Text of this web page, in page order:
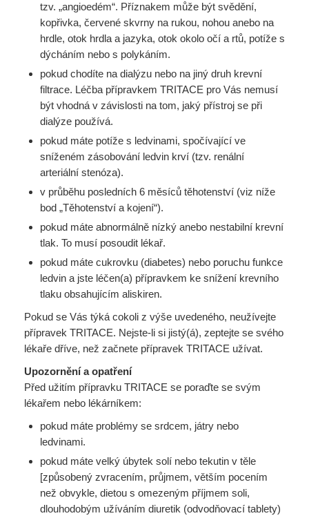
tzv. „angioedém“. Příznakem může být svědění,
kopřivka, červené skvrny na rukou, nohou anebo na
hrdle, otok hrdla a jazyka, otok okolo očí a rtů, potíže s
dýcháním nebo s polykáním.
pokud chodíte na dialýzu nebo na jiný druh krevní
filtrace. Léčba přípravkem TRITACE pro Vás nemusí
být vhodná v závislosti na tom, jaký přístroj se při
dialýze používá.
pokud máte potíže s ledvinami, spočívající ve
sníženém zásobování ledvin krví (tzv. renální
arteriální stenóza).
v průběhu posledních 6 měsíců těhotenství (viz níže
bod „Těhotenství a kojení“).
pokud máte abnormálně nízký anebo nestabilní krevní
tlak. To musí posoudit lékař.
pokud máte cukrovku (diabetes) nebo poruchu funkce
ledvin a jste léčen(a) přípravkem ke snížení krevního
tlaku obsahujícím aliskiren.
Pokud se Vás týká cokoli z výše uvedeného, neužívejte
přípravek TRITACE. Nejste-li si jistý(á), zeptejte se svého
lékaře dříve, než začnete přípravek TRITACE užívat.
Upozornění a opatření
Před užitím přípravku TRITACE se poraďte se svým
lékařem nebo lékárníkem:
pokud máte problémy se srdcem, játry nebo
ledvinami.
pokud máte velký úbytek solí nebo tekutin v těle
[způsobený zvracením, průjmem, větším pocením
než obvykle, dietou s omezeným příjmem soli,
dlouhodobým užíváním diuretik (odvodňovací tablety)